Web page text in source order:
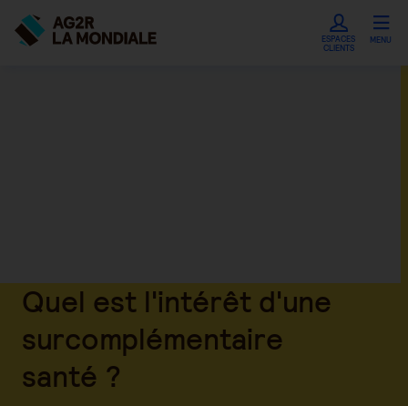
ESPACES
CLIENTS
MENU
Quel est l'intérêt d'une
surcomplémentaire
santé ?